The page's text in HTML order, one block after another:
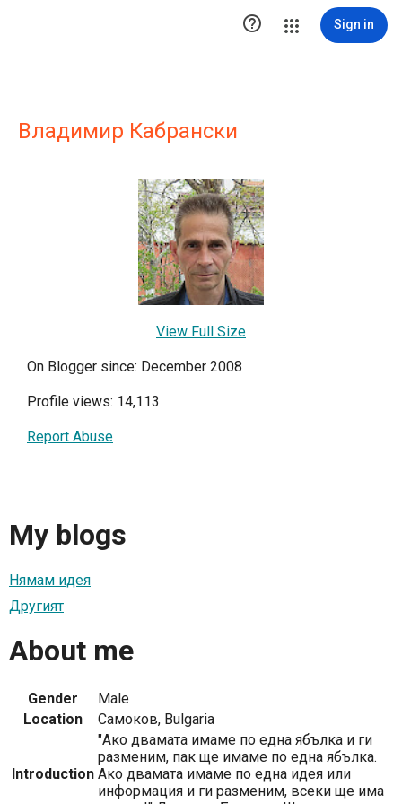
 Sign in
Владимир Кабрански
View Full Size
On Blogger since: December 2008
Profile views: 14,113
Report Abuse
My blogs
Нямам идея
Другият
About me
Gender
Male
Location
Самоков, Bulgaria
Introduction
"Ако двамата имаме по една ябълка и ги
разменим, пак ще имаме по една ябълка.
Ако двамата имаме по една идея или
информация и ги разменим, всеки ще има